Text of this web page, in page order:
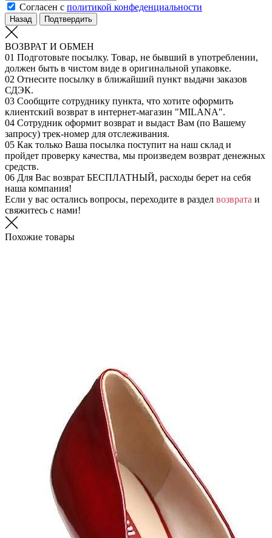
Согласен с политикой конфеденциальности
Назад Подтвердить
ВОЗВРАТ И ОБМЕН
01 Подготовьте посылку. Товар, не бывший в употреблении,
должен быть в чистом виде в оригинальной упаковке.
02 Отнесите посылку в ближайший пункт выдачи заказов
СДЭК.
03 Сообщите сотруднику пункта, что хотите оформить
клиентский возврат в интернет-магазин "MILANA".
04 Сотрудник оформит возврат и выдаст Вам (по Вашему
запросу) трек-номер для отслеживания.
05 Как только Ваша посылка поступит на наш склад и
пройдет проверку качества, мы произведем возврат денежных
средств.
06 Для Вас возврат БЕСПЛАТНЫЙ, расходы берет на себя
наша компания!
Если у вас остались вопросы, переходите в раздел возврата и
свяжитесь с нами!
Похожие товары